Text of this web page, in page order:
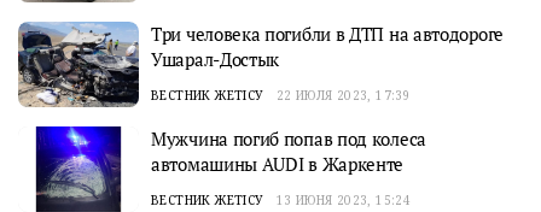
Три человека погибли в ДТП на автодороге
Ушарал-Достык
ВЕСТНИК ЖЕТІСУ 22 ИЮЛЯ 2023, 17:39
Мужчина погиб попав под колеса
автомашины AUDI в Жаркенте
ВЕСТНИК ЖЕТІСУ 13 ИЮНЯ 2023, 15:24